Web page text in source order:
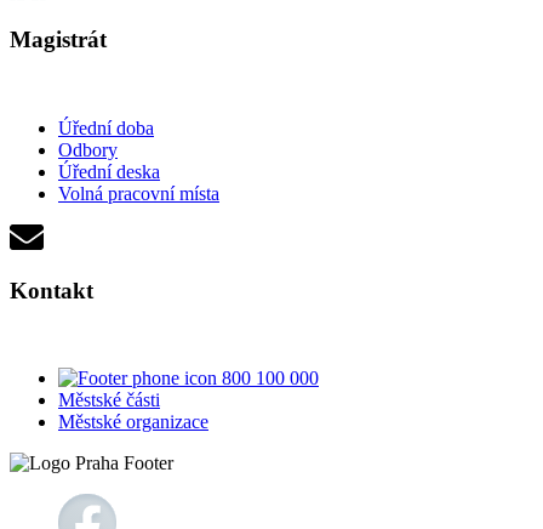
Magistrát
Úřední doba
Odbory
Úřední deska
Volná pracovní místa
Kontakt
800 100 000
Městské části
Městské organizace